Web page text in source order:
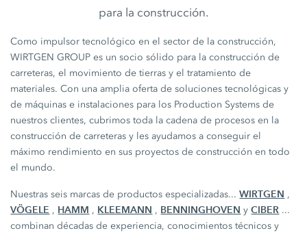
para la construcción.
Como impulsor tecnológico en el sector de la construcción,
WIRTGEN GROUP es un socio sólido para la construcción de
carreteras, el movimiento de tierras y el tratamiento de
materiales. Con una amplia oferta de soluciones tecnológicas y
de máquinas e instalaciones para los Production Systems de
nuestros clientes, cubrimos toda la cadena de procesos en la
construcción de carreteras y les ayudamos a conseguir el
máximo rendimiento en sus proyectos de construcción en todo
el mundo.
Nuestras seis marcas de productos especializadas...WIRTGEN ,
VÖGELE , HAMM , KLEEMANN , BENNINGHOVEN yCIBER ...
combinan décadas de experiencia, conocimientos técnicos y